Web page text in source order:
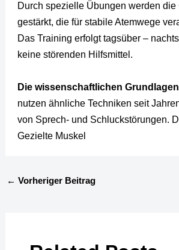
Durch spezielle Übungen werden die
gestärkt, die für stabile Atemwege
Das Training erfolgt tagsüber –
keine störenden Hilfsmittel.
Die wissenschaftlichen
nutzen ähnliche Techniken seit
von Sprech- und Schluckstörungen.
Gezielte Muskel
← Vorheriger Beitrag